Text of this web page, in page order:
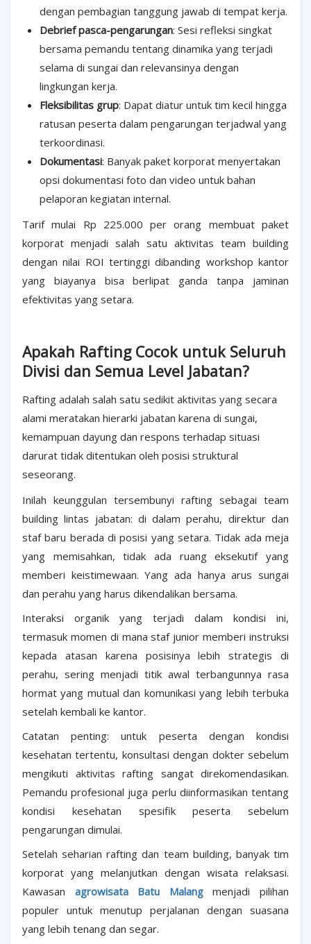
dengan pembagian tanggung jawab di tempat kerja.
Debrief pasca-pengarungan: Sesi refleksi singkat
bersama pemandu tentang dinamika yang terjadi
selama di sungai dan relevansinya dengan
lingkungan kerja.
Fleksibilitas grup: Dapat diatur untuk tim kecil hingga
ratusan peserta dalam pengarungan terjadwal yang
terkoordinasi.
Dokumentasi: Banyak paket korporat menyertakan
opsi dokumentasi foto dan video untuk bahan
pelaporan kegiatan internal.
Tarif mulai Rp 225.000 per orang membuat paket
korporat menjadi salah satu aktivitas team building
dengan nilai ROI tertinggi dibanding workshop kantor
yang biayanya bisa berlipat ganda tanpa jaminan
efektivitas yang setara.
Apakah Rafting Cocok untuk Seluruh
Divisi dan Semua Level Jabatan?
Rafting adalah salah satu sedikit aktivitas yang secara
alami meratakan hierarki jabatan karena di sungai,
kemampuan dayung dan respons terhadap situasi
darurat tidak ditentukan oleh posisi struktural
seseorang.
Inilah keunggulan tersembunyi rafting sebagai team
building lintas jabatan: di dalam perahu, direktur dan
staf baru berada di posisi yang setara. Tidak ada meja
yang memisahkan, tidak ada ruang eksekutif yang
memberi keistimewaan. Yang ada hanya arus sungai
dan perahu yang harus dikendalikan bersama.
Interaksi organik yang terjadi dalam kondisi ini,
termasuk momen di mana staf junior memberi instruksi
kepada atasan karena posisinya lebih strategis di
perahu, sering menjadi titik awal terbangunnya rasa
hormat yang mutual dan komunikasi yang lebih terbuka
setelah kembali ke kantor.
Catatan penting: untuk peserta dengan kondisi
kesehatan tertentu, konsultasi dengan dokter sebelum
mengikuti aktivitas rafting sangat direkomendasikan.
Pemandu profesional juga perlu diinformasikan tentang
kondisi kesehatan spesifik peserta sebelum
pengarungan dimulai.
Setelah seharian rafting dan team building, banyak tim
korporat yang melanjutkan dengan wisata relaksasi.
Kawasan agrowisata Batu Malangmenjadi pilihan
populer untuk menutup perjalanan dengan suasana
yang lebih tenang dan segar.